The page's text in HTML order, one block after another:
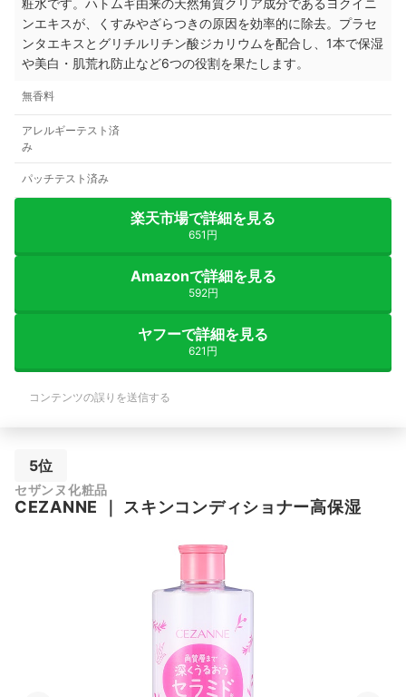
ンエキスが、くすみやざらつきの原因を効率的に除去。プラセ
ンタエキスとグリチルリチン酸ジカリウムを配合し、1本で保湿
や美白・肌荒れ防止など6つの役割を果たします。
無香料
アレルギーテスト済
み
パッチテスト済み
楽天市場で詳細を見る
651円
Amazonで詳細を見る
592円
ヤフーで詳細を見る
621円
コンテンツの誤りを送信する
5位
セザンヌ化粧品
CEZANNE ｜ スキンコンディショナー高保湿